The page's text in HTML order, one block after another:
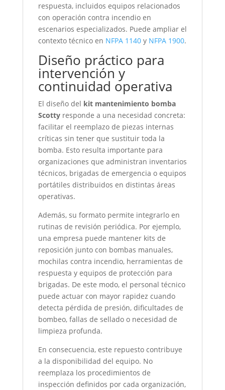
respuesta, incluidos equipos relacionados
con operación contra incendio en
escenarios especializados. Puede ampliar el
contexto técnico en NFPA 1140y NFPA 1900.
Diseño práctico para
intervención y
continuidad operativa
El diseño del kit mantenimiento bomba
Scottyresponde a una necesidad concreta:
facilitar el reemplazo de piezas internas
críticas sin tener que sustituir toda la
bomba. Esto resulta importante para
organizaciones que administran inventarios
técnicos, brigadas de emergencia o equipos
portátiles distribuidos en distintas áreas
operativas.
Además, su formato permite integrarlo en
rutinas de revisión periódica. Por ejemplo,
una empresa puede mantener kits de
reposición junto con bombas manuales,
mochilas contra incendio, herramientas de
respuesta y equipos de protección para
brigadas. De este modo, el personal técnico
puede actuar con mayor rapidez cuando
detecta pérdida de presión, dificultades de
bombeo, fallas de sellado o necesidad de
limpieza profunda.
En consecuencia, este repuesto contribuye
a la disponibilidad del equipo. No
reemplaza los procedimientos de
inspección definidos por cada organización,